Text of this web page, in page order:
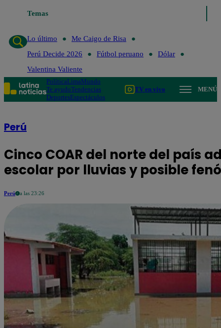
Temas
Lo último
Me Caigo de Risa
Perú Decide 2026
Fútbol peruano
Dólar
Valentina Valiente
PolíticaLimaMundo
Te ayudoTendencias
DeportesEspectáculos
TV en vivo MENÚ
Perú
Cinco COAR del norte del país
escolar por lluvias y posible
Perú a las 23:26